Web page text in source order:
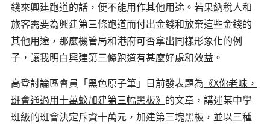
錢來興建跑道的話，便不能用作其他用途。若果納稅人和
旅客需要為興建第三條跑道而付出金錢和放棄這些金錢的
其他用途，那麼機管局和港府可否拿出同樣形象化的例
子，讓我明白興建第三條跑道有甚麼好處和效益。
高登討論區會員「黑色原子筆」日前發表題為 《X你老味，
班會通過用十萬蚊加建第三幅黑板》 的文章，講述某中學
班級的班會決定斥資十萬元，加建第三塊黑板，並以三種